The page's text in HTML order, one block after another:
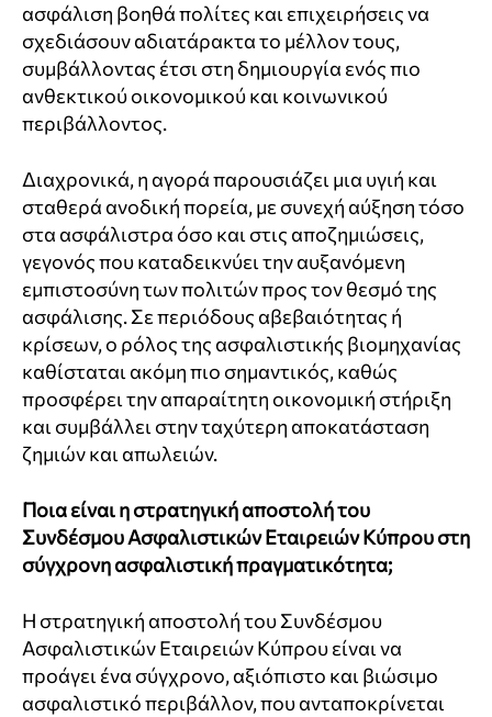
ασφάλιση βοηθά πολίτες και επιχειρήσεις να
σχεδιάσουν αδιατάρακτα το μέλλον τους,
συμβάλλοντας έτσι στη δημιουργία ενός πιο
ανθεκτικού οικονομικού και κοινωνικού
περιβάλλοντος.
Διαχρονικά, η αγορά παρουσιάζει μια υγιή και
σταθερά ανοδική πορεία, με συνεχή αύξηση τόσο
στα ασφάλιστρα όσο και στις αποζημιώσεις,
γεγονός που καταδεικνύει την αυξανόμενη
εμπιστοσύνη των πολιτών προς τον θεσμό της
ασφάλισης. Σε περιόδους αβεβαιότητας ή
κρίσεων, ο ρόλος της ασφαλιστικής βιομηχανίας
καθίσταται ακόμη πιο σημαντικός, καθώς
προσφέρει την απαραίτητη οικονομική στήριξη
και συμβάλλει στην ταχύτερη αποκατάσταση
ζημιών και απωλειών.
Ποια είναι η στρατηγική αποστολή του
Συνδέσμου Ασφαλιστικών Εταιρειών Κύπρου στη
σύγχρονη ασφαλιστική πραγματικότητα;
Η στρατηγική αποστολή του Συνδέσμου
Ασφαλιστικών Εταιρειών Κύπρου είναι να
προάγει ένα σύγχρονο, αξιόπιστο και βιώσιμο
ασφαλιστικό περιβάλλον, που ανταποκρίνεται